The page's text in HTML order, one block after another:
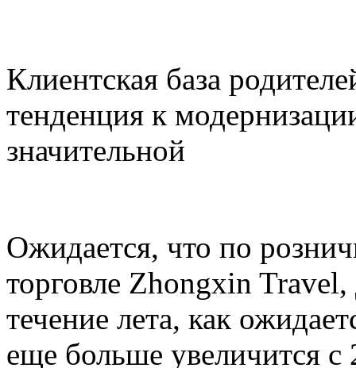
Клиентская база
тенденция к
значительной
Ожидается, что по
торговле Zhongxin
течение лета, как
еще больше увеличится